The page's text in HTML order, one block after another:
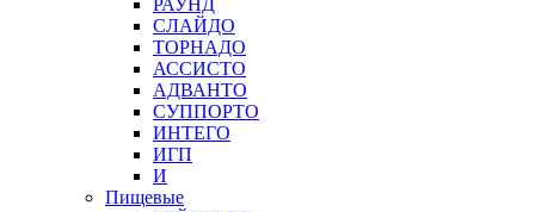
РАУНД
СЛАЙДО
ТОРНАДО
АССИСТО
АДВАНТО
СУППОРТО
ИНТЕГО
ИГП
И
Пищевые